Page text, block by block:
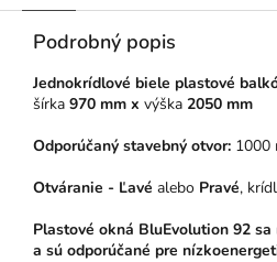
Podrobný popis
Jednokrídlové biele plastové
šírka 970 mm x výška 2050 mm
Odporúčaný stavebný otvor: 1000
Otváranie - Ľavé alebo Pravé,
Plastové okná BluEvolution 92
a sú odporúčané pre